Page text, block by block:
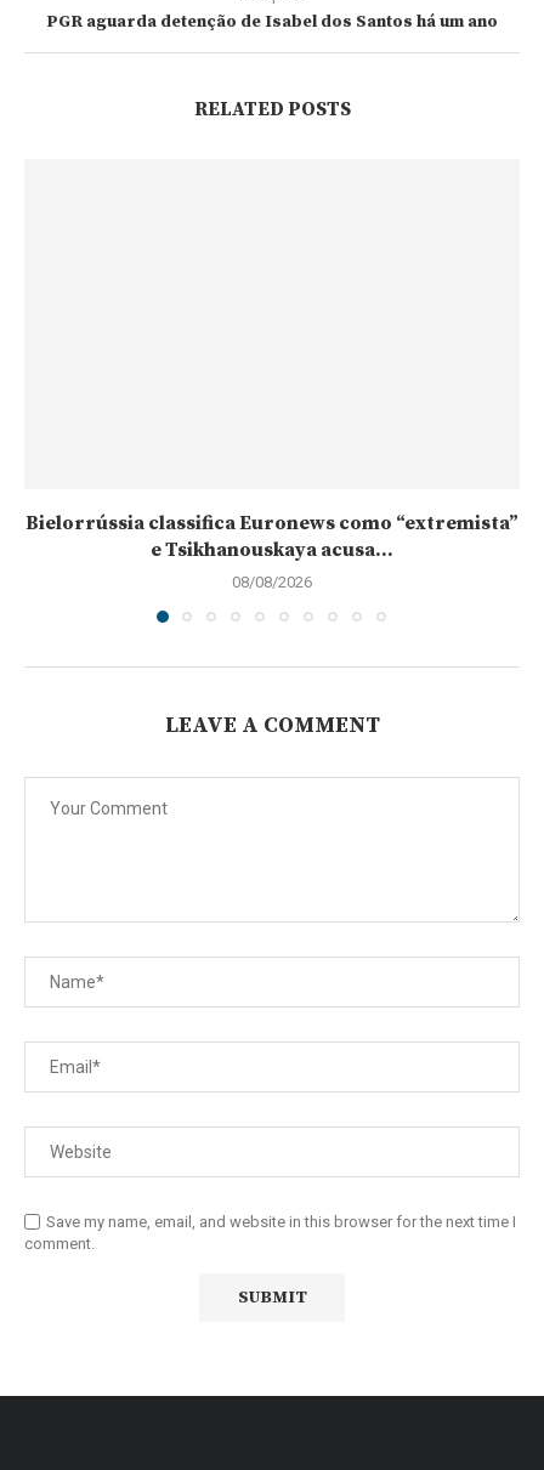
PGR aguarda detenção de Isabel dos Santos há um ano
RELATED POSTS
Bielorrússia classifica Euronews como “extremista”
e Tsikhanouskaya acusa...
08/08/2026
LEAVE A COMMENT
Save my name, email, and website in this browser for the next time I
comment.